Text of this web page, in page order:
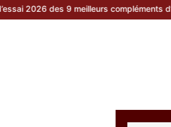
compléments d’oméga 3